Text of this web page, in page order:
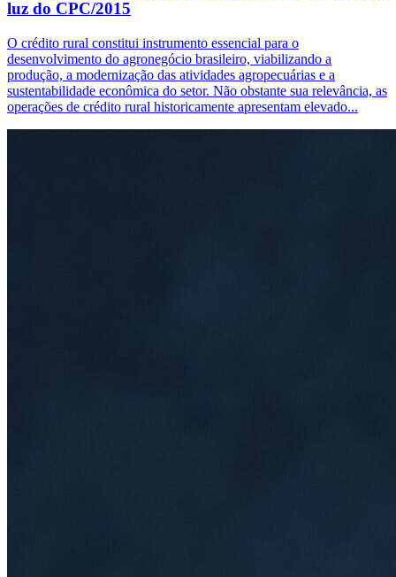
luz do CPC/2015
O crédito rural constitui instrumento essencial para o
desenvolvimento do agronegócio brasileiro, viabilizando a
produção, a modernização das atividades agropecuárias e a
sustentabilidade econômica do setor. Não obstante sua relevância, as
operações de crédito rural historicamente apresentam elevado...